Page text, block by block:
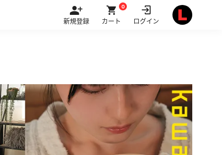
新規登録 カート
0
ログイン